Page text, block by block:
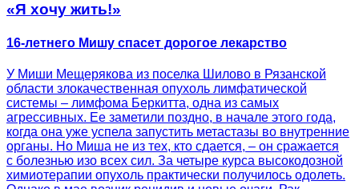
«Я хочу жить!»
16-летнего Мишу спасет дорогое лекарство
У Миши Мещерякова из поселка Шилово в Рязанской
области злокачественная опухоль лимфатической
системы – лимфома Беркитта, одна из самых
агрессивных. Ее заметили поздно, в начале этого года,
когда она уже успела запустить метастазы во внутренние
органы. Но Миша не из тех, кто сдается, – он сражается
с болезнью изо всех сил. За четыре курса высокодозной
химиотерапии опухоль практически получилось одолеть.